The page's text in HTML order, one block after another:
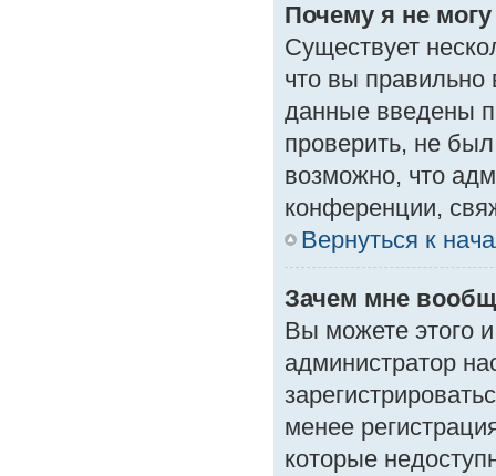
Почему я не
Существует
что вы правильно
данные введены
проверить, не
возможно, что
конференции,
Вернуться к
Зачем мне
Вы можете этого и
администратор
менее
которые